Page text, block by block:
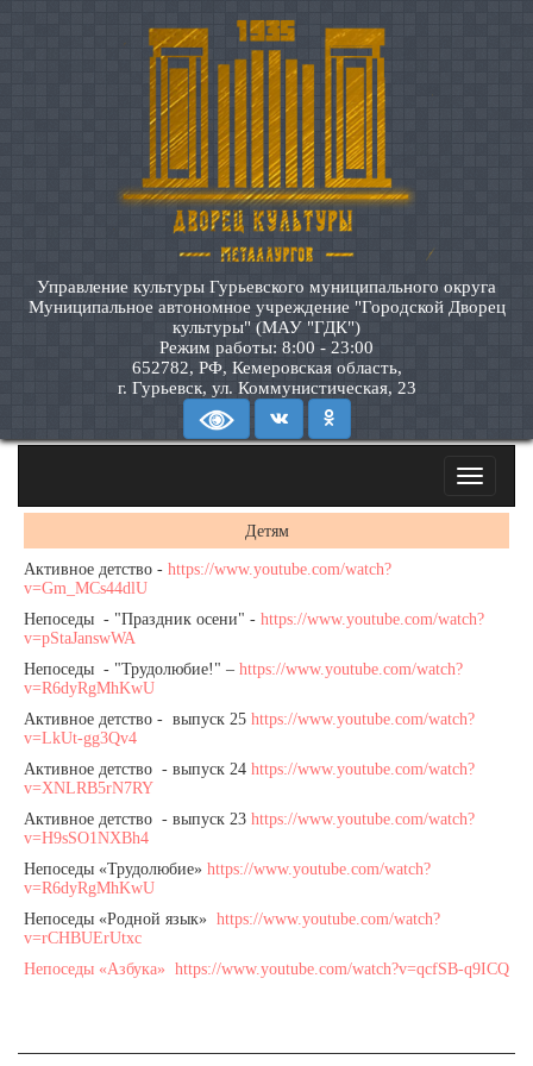
Управление культуры Гурьевского муниципального округа
Муниципальное автономное учреждение "Городской Дворец
культуры" (МАУ "ГДК")
Режим работы: 8:00 - 23:00
652782, РФ, Кемеровская область,
г. Гурьевск, ул. Коммунистическая, 23
Toggle
Детям
Активное детство - https://www.youtube.com/watch?
v=Gm_MCs44dlU
Непоседы - "Праздник осени" - https://www.youtube.com/watch?
v=pStaJanswWA
Непоседы - "Трудолюбие!" – https://www.youtube.com/watch?
v=R6dyRgMhKwU
Активное детство - выпуск 25 https://www.youtube.com/watch?
v=LkUt-gg3Qv4
Активное детство - выпуск 24 https://www.youtube.com/watch?
v=XNLRB5rN7RY
Активное детство - выпуск 23 https://www.youtube.com/watch?
v=H9sSO1NXBh4
Непоседы «Трудолюбие» https://www.youtube.com/watch?
v=R6dyRgMhKwU
Непоседы «Родной язык» https://www.youtube.com/watch?
v=rCHBUErUtxc
Непоседы «Азбука» https://www.youtube.com/watch?v=qcfSB-q9ICQ